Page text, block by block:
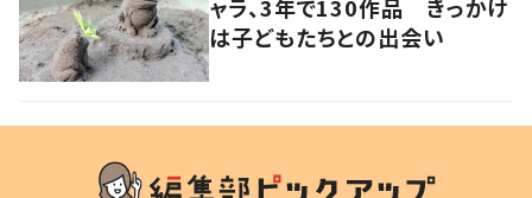
ャラ、3年で130作品 きっかけ
は子どもたちとの出会い